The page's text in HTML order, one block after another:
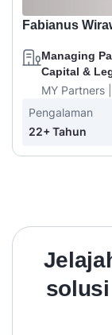
Fabianus
Managing
Capital &
MY Partners
Pengalaman
22+ Tahun